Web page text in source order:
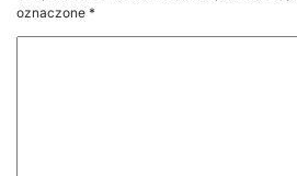
oznaczone *